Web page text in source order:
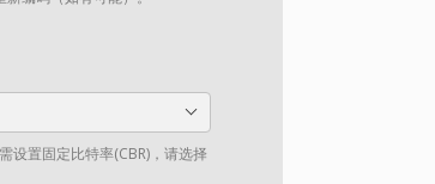
设置固定比特率(CBR)，请选择